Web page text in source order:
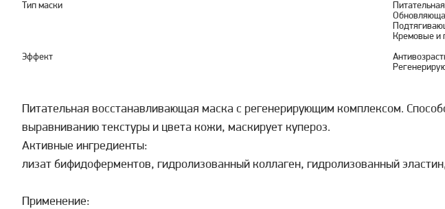
Тип маски
Кремовые и
Эффект
Питательная восстанавливающая маска с регенерирующим комплексом.
выравниванию текстуры и цвета кожи, маскирует купероз.
Активные ингредиенты:
лизат бифидоферментов, гидролизованный коллаген, гидролизованный
Применение: